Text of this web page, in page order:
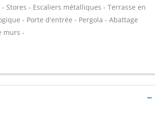
- Escaliers métalliques - Terrasse en
- Porte d'entrée - Pergola - Abattage
murs -